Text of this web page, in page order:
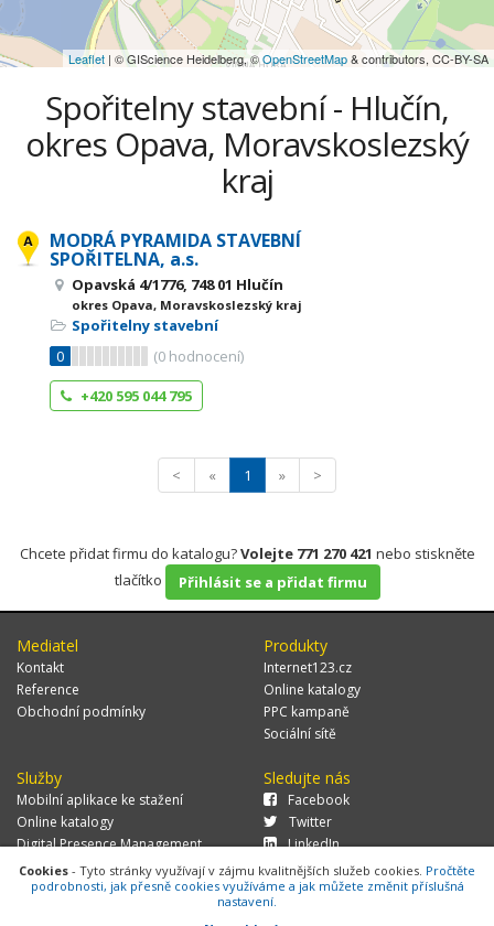
Leaflet | © GIScience Heidelberg, ©OpenStreetMap& contributors, CC-BY-SA
Spořitelny stavební - Hlučín,
okres Opava, Moravskoslezský
kraj
MODRÁ PYRAMIDA STAVEBNÍ
SPOŘITELNA, a.s.
Opavská 4/1776, 748 01 Hlučín
okres Opava, Moravskoslezský kraj
Spořitelny stavební
0
(0 hodnocení)
+420 595 044 795
< « 1 » >
Chcete přidat firmu do katalogu?Volejte 771 270 421 nebo stiskněte
tlačítko
Přihlásit se a přidat firmu
Mediatel
Kontakt
Reference
Obchodní podmínky
Produkty
Internet123.cz
Online katalogy
PPC kampaně
Sociální sítě
Služby
Mobilní aplikace ke stažení
Online katalogy
Digital Presence Management
Více zákazníků
Sledujte nás
Facebook
Twitter
LinkedIn
Cookies - Tyto stránky využívají v zájmu kvalitnějších služeb cookies. Pročtěte
podrobnosti, jak přesně cookies využíváme a jak můžete změnit příslušná
nastavení.